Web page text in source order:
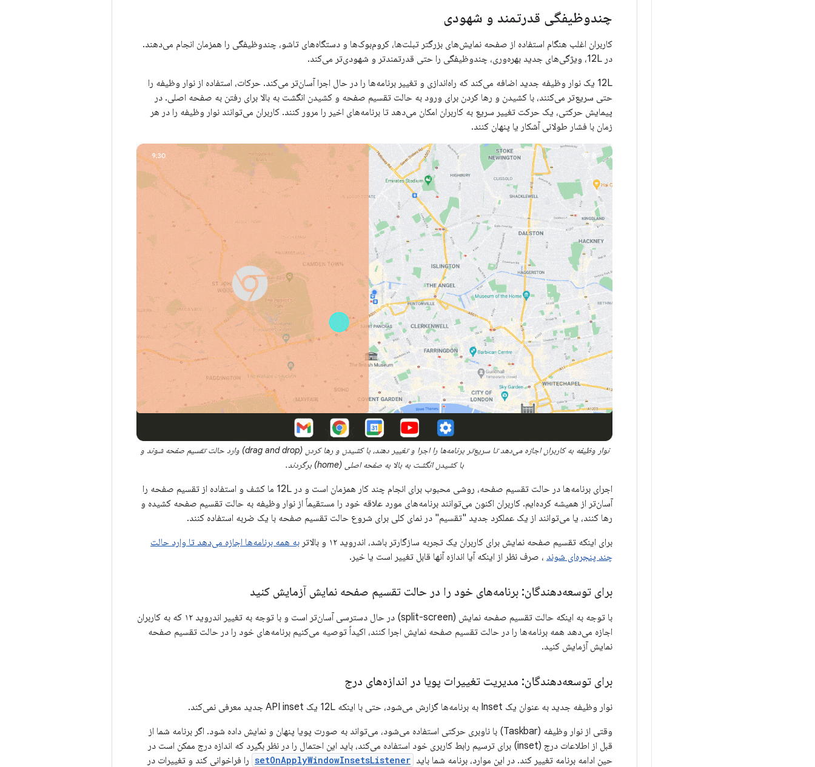
چندوظیفگی قدرتمند و شهودی
کاربران اغلب هنگام استفاده از صفحه نمایش‌های بزرگتر تبلت‌ها، کروم‌بوک‌ها و دستگاه‌های تاشو، چندوظیفگی را همزمان انجام می‌دهند.
در 12L، ویژگی‌های جدید بهره‌وری، چندوظیفگی را حتی قدرتمندتر و شهودی‌تر می‌کند.
12L یک نوار وظیفه جدید اضافه می‌کند که راه‌اندازی و تغییر برنامه‌ها را در حال اجرا آسان‌تر می‌کند. حرکات، استفاده از نوار وظیفه را
حتی سریع‌تر می‌کنند، با کشیدن و رها کردن برای ورود به حالت تقسیم صفحه و کشیدن انگشت به بالا برای رفتن به صفحه اصلی. در
پیمایش حرکتی، یک حرکت تغییر سریع به کاربران امکان می‌دهد تا برنامه‌های اخیر را مرور کنند. کاربران می‌توانند نوار وظیفه را در هر
زمان با فشار طولانی آشکار یا پنهان کنند.
نوار وظیفه به کاربران اجازه می‌دهد تا سریع‌تر برنامه‌ها را اجرا و تغییر دهند، با کشیدن و رها کردن (drag and drop) وارد حالت تقسیم صفحه شوند و
با کشیدن انگشت به بالا به صفحه اصلی (home) برگردند.
اجرای برنامه‌ها در حالت تقسیم صفحه، روشی محبوب برای انجام چند کار همزمان است و در 12L ما کشف و استفاده از تقسیم صفحه را
آسان‌تر از همیشه کرده‌ایم. کاربران اکنون می‌توانند برنامه‌های مورد علاقه خود را مستقیماً از نوار وظیفه به حالت تقسیم صفحه کشیده و
رها کنند، یا می‌توانند از یک عملکرد جدید "تقسیم" در نمای کلی برای شروع حالت تقسیم صفحه با یک ضربه استفاده کنند.
برای اینکه تقسیم صفحه نمایش برای کاربران یک تجربه سازگارتر باشد، اندروید ۱۲ و بالاتر
به همه برنامه‌ها اجازه می‌دهد تا وارد حالت
چند پنجره‌ای شوند ، صرف نظر از اینکه آیا اندازه آنها قابل تغییر است یا خیر.
برای توسعه‌دهندگان: برنامه‌های خود را در حالت تقسیم صفحه نمایش آزمایش کنید
با توجه به اینکه حالت تقسیم صفحه نمایش (split-screen) در حال دسترسی آسان‌تر است و با توجه به تغییر اندروید ۱۲ که به کاربران
اجازه می‌دهد همه برنامه‌ها را در حالت تقسیم صفحه نمایش اجرا کنند، اکیداً توصیه می‌کنیم برنامه‌های خود را در حالت تقسیم صفحه
نمایش آزمایش کنید.
برای توسعه‌دهندگان: مدیریت تغییرات پویا در اندازه‌های درج
نوار وظیفه جدید به عنوان یک Inset به برنامه‌ها گزارش می‌شود، حتی با اینکه 12L یک API inset جدید معرفی نمی‌کند.
وقتی از نوار وظیفه (Taskbar) با ناوبری حرکتی استفاده می‌شود، می‌تواند به صورت پویا پنهان و نمایش داده شود. اگر برنامه شما از
قبل از اطلاعات درج (inset) برای ترسیم رابط کاربری خود استفاده می‌کند، باید این احتمال را در نظر بگیرد که اندازه درج ممکن است در
حین ادامه برنامه تغییر کند. در این موارد، برنامه شما باید setOnApplyWindowInsetsListener را فراخوانی کند و تغییرات در